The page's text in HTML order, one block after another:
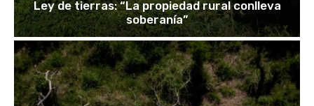
Ley de tierras: “La propiedad rural conlleva
soberanía”